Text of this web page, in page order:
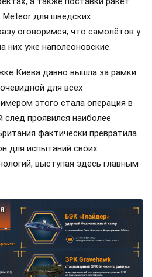
для шведских
оговоримся, что самолётов у
них уже наполеоновские.
Киева давно вышла за рамки
для всех
этого стала операция в
след проявился наиболее
фактически превратила
для испытаний своих
выступая здесь главным